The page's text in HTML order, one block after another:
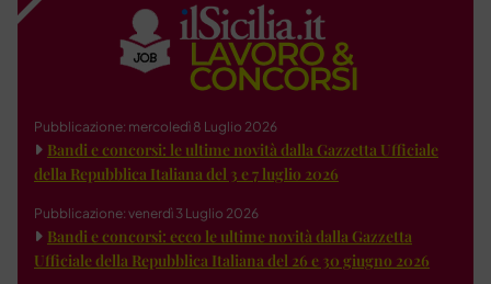
Pubblicazione: mercoledì 8 Luglio 2026
Bandi e concorsi: le ultime novità dalla Gazzetta Ufficiale
della Repubblica Italiana del 3 e 7 luglio 2026
Pubblicazione: venerdì 3 Luglio 2026
Bandi e concorsi: ecco le ultime novità dalla Gazzetta
Ufficiale della Repubblica Italiana del 26 e 30 giugno 2026